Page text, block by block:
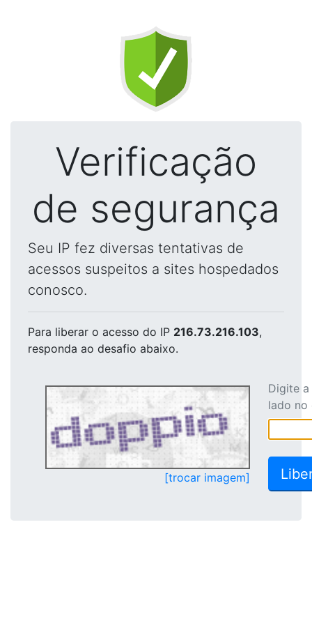
Verificação
de segurança
Seu IP fez diversas tentativas de
acessos suspeitos a sites hospedados
conosco.
Para liberar o acesso do IP 216.73.216.103,
responda ao desafio abaixo.
[trocar imagem]
Digite
lado no